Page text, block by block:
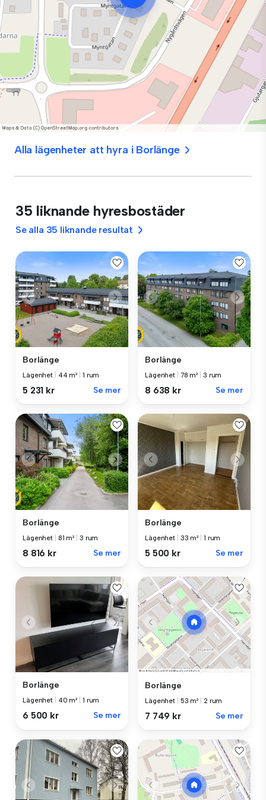
Alla lägenheter att hyra i Borlänge
35 liknande hyresbostäder
Se alla 35 liknande resultat
Borlänge
Lägenhet 44 m² 1 rum
5 231 kr Se mer
Borlänge
Lägenhet 78 m² 3 rum
8 638 kr Se mer
Borlänge
Lägenhet 81 m² 3 rum
8 816 kr Se mer
Borlänge
Lägenhet 33 m² 1 rum
5 500 kr Se mer
Borlänge
Lägenhet 40 m² 1 rum
6 500 kr Se mer
Borlänge
Lägenhet 53 m² 2 rum
7 749 kr Se mer